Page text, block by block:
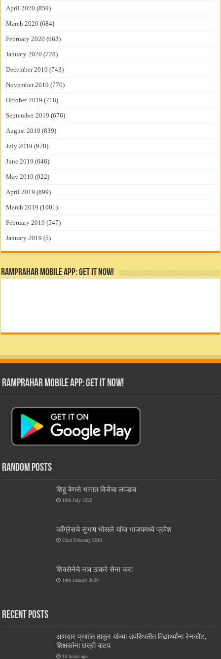
April 2020 (859)
March 2020 (684)
February 2020 (663)
January 2020 (728)
December 2019 (743)
November 2019 (770)
October 2019 (718)
September 2019 (676)
August 2019 (839)
July 2019 (978)
June 2019 (646)
May 2019 (922)
April 2019 (899)
March 2019 (1001)
February 2019 (547)
January 2019 (5)
RamPrahar Mobile App: Get it Now!
RamPrahar Mobile App: Get it Now!
Random Posts
शिहू बेणसे भागात विजेचा लपंडाव
18th July 2020
काँग्रेसचे सुभाष भोसले यांचा भाजपमध्ये प्रवेश
22nd February 2019
शिवसेनेचे नाव ठाकरे सेना करा
14th January 2020
Recent Posts
आमदार प्रशांत ठाकूर यांच्या उपस्थितीत विद्यार्थ्यांना रेनकोट,
शिक्षकांना छत्री वाटप
18 hours ago